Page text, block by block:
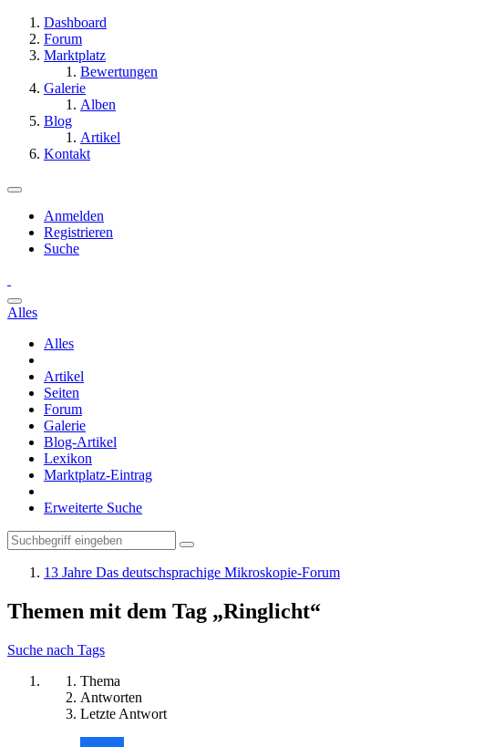
Dashboard
Forum
Marktplatz
Bewertungen
Galerie
Alben
Blog
Artikel
Kontakt
Anmelden
Registrieren
Suche
Alles
Alles
Artikel
Seiten
Forum
Galerie
Blog-Artikel
Lexikon
Marktplatz-Eintrag
Erweiterte Suche
13 Jahre Das deutschsprachige Mikroskopie-Forum
Themen mit dem Tag „Ringlicht“
Suche nach Tags
Thema
Antworten
Letzte Antwort